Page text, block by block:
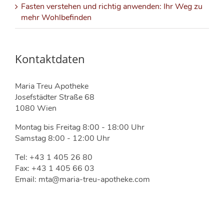
Fasten verstehen und richtig anwenden: Ihr Weg zu
mehr Wohlbefinden
Kontaktdaten
Maria Treu Apotheke
Josefstädter Straße 68
1080 Wien
Montag bis Freitag 8:00 - 18:00 Uhr
Samstag 8:00 - 12:00 Uhr
Tel: +43 1 405 26 80
Fax: +43 1 405 66 03
Email: mta@maria-treu-apotheke.com